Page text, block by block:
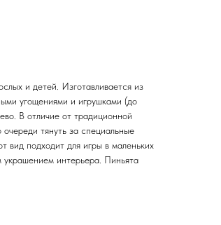
и детей. Изготавливается из
угощениями и игрушками (до
В отличие от традиционной
тянуть за специальные
вид подходит для игры в маленьких
украшением интерьера. Пиньята